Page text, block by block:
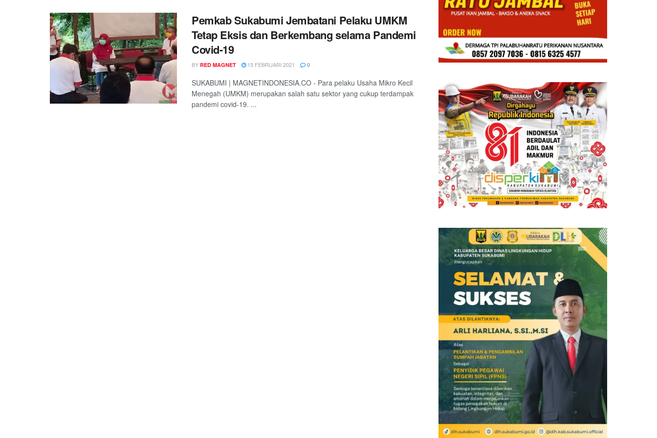
Pemkab Sukabumi Jembatani Pelaku UMKM
Tetap Eksis dan Berkembang selama Pandemi
Covid-19
BY RED MAGNET 15 FEBRUARI 2021 0
SUKABUMI | MAGNETINDONESIA.CO - Para pelaku Usaha Mikro Kecil
Menegah (UMKM) merupakan salah satu sektor yang cukup terdampak
pandemi covid-19. ...